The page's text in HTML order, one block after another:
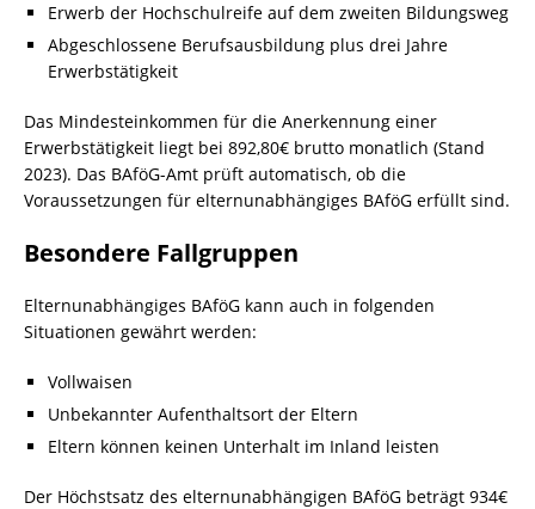
Erwerb der Hochschulreife auf dem zweiten Bildungsweg
Abgeschlossene Berufsausbildung plus drei Jahre
Erwerbstätigkeit
Das Mindesteinkommen für die Anerkennung einer
Erwerbstätigkeit liegt bei 892,80€ brutto monatlich (Stand
2023). Das BAföG-Amt prüft automatisch, ob die
Voraussetzungen für elternunabhängiges BAföG erfüllt sind.
Besondere Fallgruppen
Elternunabhängiges BAföG kann auch in folgenden
Situationen gewährt werden:
Vollwaisen
Unbekannter Aufenthaltsort der Eltern
Eltern können keinen Unterhalt im Inland leisten
Der Höchstsatz des elternunabhängigen BAföG beträgt 934€